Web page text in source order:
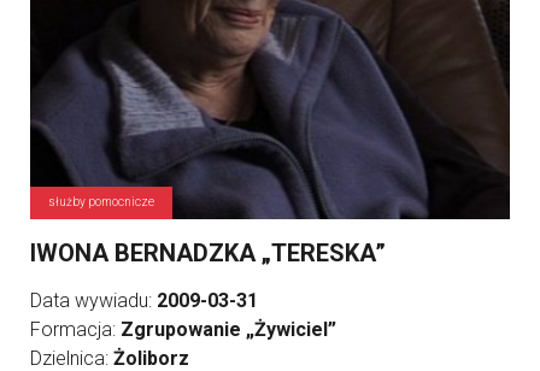
służby pomocnicze
IWONA BERNADZKA „TERESKA”
Data wywiadu: 2009-03-31
Formacja: Zgrupowanie „Żywiciel”
Dzielnica: Żoliborz